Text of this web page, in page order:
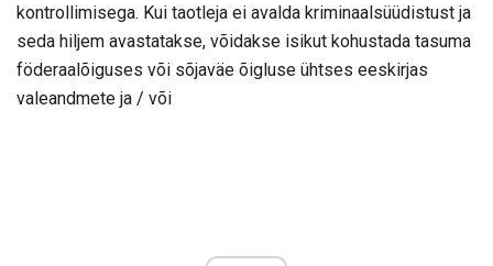
kontrollimisega. Kui taotleja ei avalda kriminaalsüüdistust ja
seda hiljem avastatakse, võidakse isikut kohustada tasuma
föderaalõiguses või sõjaväe õigluse ühtses eeskirjas
valeandmete ja / või